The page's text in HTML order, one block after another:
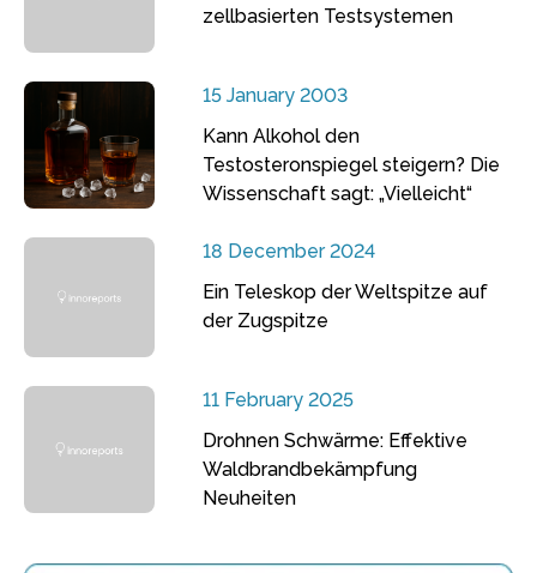
zellbasierten Testsystemen
15 January 2003
Kann Alkohol den
Testosteronspiegel steigern? Die
Wissenschaft sagt: „Vielleicht“
18 December 2024
Ein Teleskop der Weltspitze auf
der Zugspitze
11 February 2025
Drohnen Schwärme: Effektive
Waldbrandbekämpfung
Neuheiten